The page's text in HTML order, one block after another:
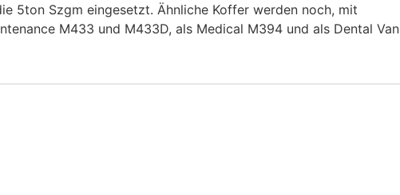
5ton Szgm eingesetzt. Ähnliche Koffer werden noch, mit
M433 und M433D, als Medical M394 und als Dental Van